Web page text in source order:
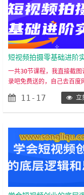
节.mp45_内容定位.mp46_
位.mp47_优质内容.mp48_
短视频拍摄零基础进阶
一共30节课程，我直接截图
录吧免费送的，自己去百度
载，没有会员的自己注册下
己买百度网盘的会员，在这
渠道买肯定比直接官方买便
ttps://zy.songliqu.com
ttps://zy.songliqu.com
开的,就去下载APP吧
11-17 立